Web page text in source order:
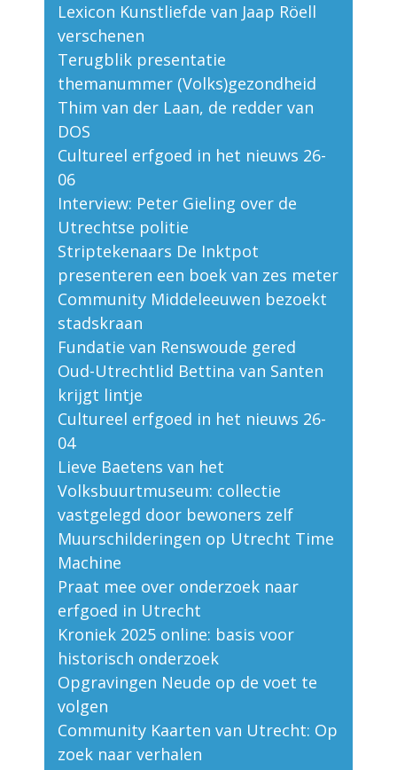
Lexicon Kunstliefde van Jaap Röell
verschenen
Terugblik presentatie
themanummer (Volks)gezondheid
Thim van der Laan, de redder van
DOS
Cultureel erfgoed in het nieuws 26-
06
Interview: Peter Gieling over de
Utrechtse politie
Striptekenaars De Inktpot
presenteren een boek van zes meter
Community Middeleeuwen bezoekt
stadskraan
Fundatie van Renswoude gered
Oud-Utrechtlid Bettina van Santen
krijgt lintje
Cultureel erfgoed in het nieuws 26-
04
Lieve Baetens van het
Volksbuurtmuseum: collectie
vastgelegd door bewoners zelf
Muurschilderingen op Utrecht Time
Machine
Praat mee over onderzoek naar
erfgoed in Utrecht
Kroniek 2025 online: basis voor
historisch onderzoek
Opgravingen Neude op de voet te
volgen
Community Kaarten van Utrecht: Op
zoek naar verhalen